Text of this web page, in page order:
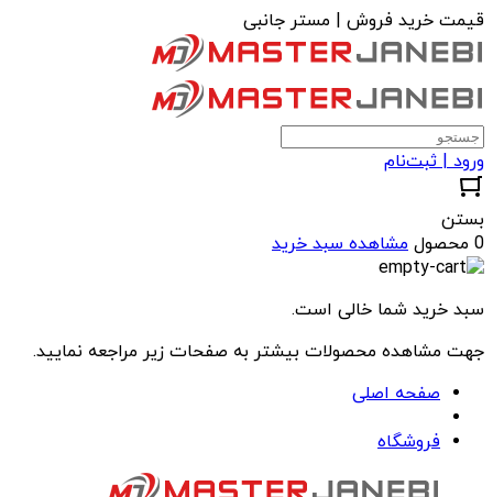
قیمت خرید فروش | مستر جانبی
ورود | ثبت‌نام
بستن
0 محصول
مشاهده سبد خرید
سبد خرید شما خالی است.
جهت مشاهده محصولات بیشتر به صفحات زیر مراجعه نمایید.
صفحه اصلی
فروشگاه